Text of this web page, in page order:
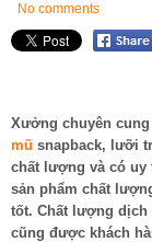
No comments
Xưởng chuyên
mũ snapback, lưỡi
chất lượng và có uy
sản phẩm chất
tốt. Chất lượng dịch
cũng được khách